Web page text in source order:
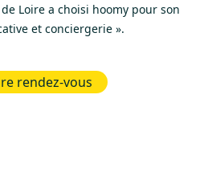
Loire a choisi hoomy pour son
et conciergerie ».
rendez-vous